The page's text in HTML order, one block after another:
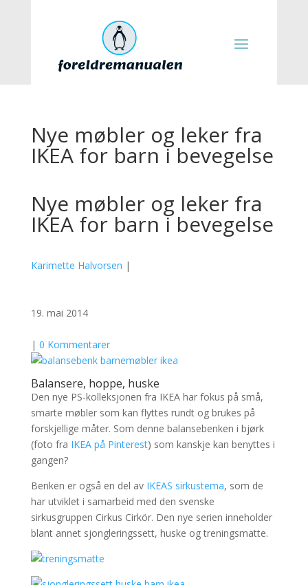
Nye møbler og leker fra
IKEA for barn i bevegelse
Nye møbler og leker fra
IKEA for barn i bevegelse
Karimette Halvorsen |
19. mai 2014
| 0 Kommentarer
Balansere, hoppe, huske
Den nye PS-kolleksjonen fra IKEA har fokus på små,
smarte møbler som kan flyttes rundt og brukes på
forskjellige måter. Som denne balansebenken i bjørk
(foto fra IKEA på Pinterest) som kanskje kan benyttes i
gangen?
Benken er også en del av IKEAS sirkustema, som de
har utviklet i samarbeid med den svenske
sirkusgruppen Cirkus Cirkör. Den nye serien inneholder
blant annet sjongleringssett, huske og treningsmatte.